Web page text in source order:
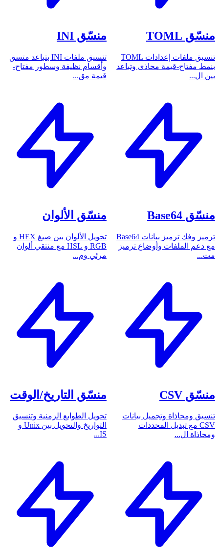
منسّق TOML
تنسيق ملفات إعدادات TOML
بنمط مفتاح-قيمة محاذى وتباعد
بين ال...
منسّق INI
تنسيق ملفات INI بتباعد متسق
وأقسام نظيفة وسطور مفتاح-
قيمة مق...
منسّق Base64
ترميز وفك ترميز بيانات Base64
مع دعم الملفات وأوضاع ترميز
مت...
منسّق الألوان
تحويل الألوان بين صيغ HEX و
RGB و HSL مع منتقي ألوان
مرئي وم...
منسّق CSV
تنسيق ومحاذاة وتجميل بيانات
CSV مع تبديل المحددات
ومحاذاة ال...
منسّق التاريخ/الوقت
تحويل الطوابع الزمنية وتنسيق
التواريخ والتحويل بين Unix و
IS...